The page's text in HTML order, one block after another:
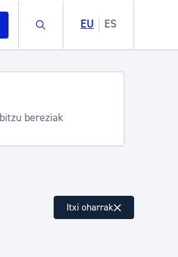
Buscar EU ES
bereziak
Itxi oharrak